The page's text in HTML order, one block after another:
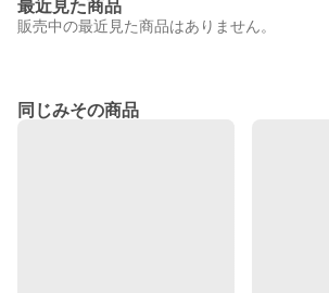
最近見た商品
販売中の最近見た商品はありません。
同じみその商品